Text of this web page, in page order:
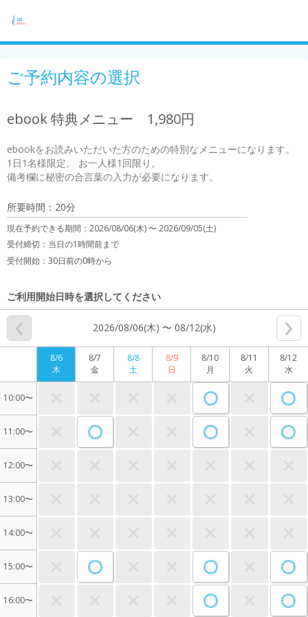
ご予約内容の選択
ebook 特典メニュー 1,980円
ebookをお読みいただいた方のための特別なメニューになります。
1日1名様限定。 お一人様1回限り。
備考欄に秘密の合言葉の入力が必要になります。
所要時間：20分
現在予約できる期間： 2026/08/06(木) 〜2026/09/05(土)
受付締切： 当日の1時間前まで
受付開始： 30日前の0時から
ご利用開始日時を選択してください
2026/08/06(木) 〜 08/12(水)
8/6
木
8/7
金
8/8
土
8/9
日
8/10
月
8/11
火
8/12
水
10:00〜
11:00〜
12:00〜
13:00〜
14:00〜
15:00〜
16:00〜